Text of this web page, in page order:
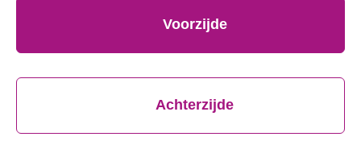
Voorzijde
Achterzijde